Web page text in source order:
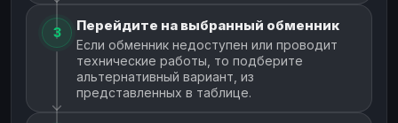
3 Перейдите на выбранный обменник
Если обменник недоступен или проводит
технические работы, то подберите
альтернативный вариант, из
представленных в таблице.